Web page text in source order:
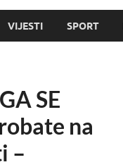
VIJESTI SPORT
SE
na
–